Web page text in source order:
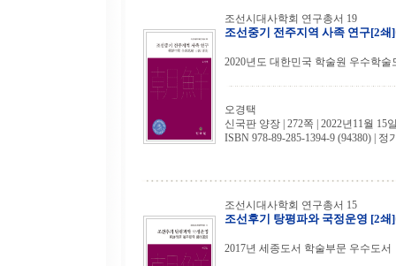
조선시대사학회 연구총서 19
조선중기 전주지역 사족 연구[2쇄]
2020년도 대한민국 학술원 우수학술
오경택
신국판 양장 | 272쪽 | 2022년11월 15
ISBN 978-89-285-1394-9 (94380) | 정
조선시대사학회 연구총서 15
조선후기 탕평파와 국정운영 [2쇄]
2017년 세종도서 학술부문 우수도서